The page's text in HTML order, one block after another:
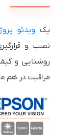
یک ویدئو
نصب و
روشنایی و
مراقبت در هم